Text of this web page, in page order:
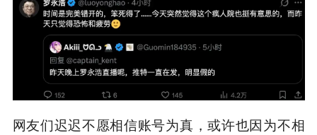
网友们迟迟不愿相信账号为真，或许也因为不相